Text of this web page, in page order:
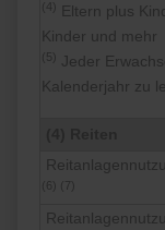
(4) Eltern plus
Kinder und mehr
(5) Jeder
Kalenderjahr zu
(6) (7)